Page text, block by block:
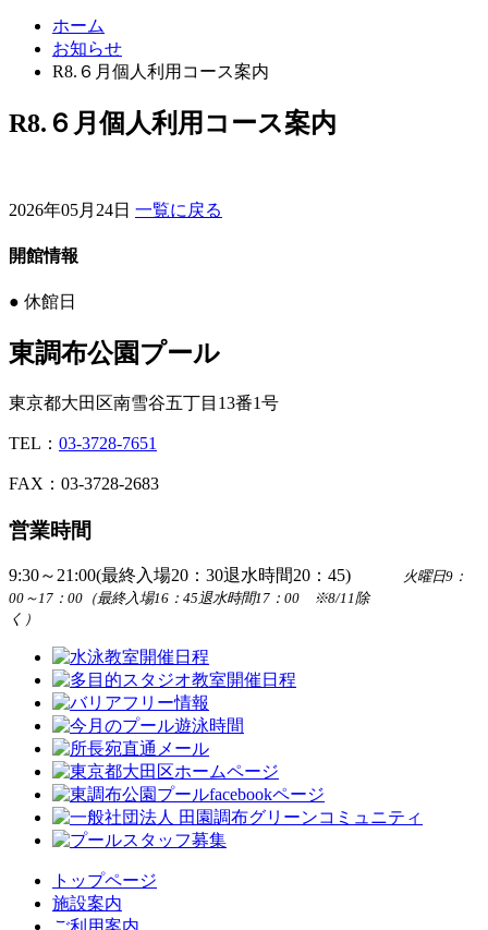
ホーム
お知らせ
R8.６月個人利用コース案内
R8.６月個人利用コース案内
2026年05月24日 一覧に戻る
開館情報
● 休館日
東調布公園プール
東京都大田区南雪谷五丁目13番1号
TEL： 03-3728-7651
FAX：03-3728-2683
営業時間
9:30～21:00(最終入場20：30退水時間20：45)
火曜日9：
00～17：00（最終入場16：45退水時間17：00 ※8/11除
く）
トップページ
施設案内